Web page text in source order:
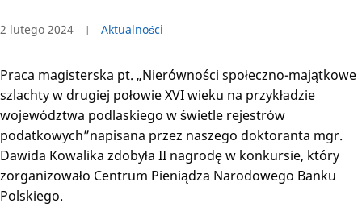
2 lutego 2024 Aktualności
Praca magisterska pt. „Nierówności społeczno-majątkowe
szlachty w drugiej połowie XVI wieku na przykładzie
województwa podlaskiego w świetle rejestrów
podatkowych”napisana przez naszego doktoranta mgr.
Dawida Kowalika zdobyła II nagrodę w konkursie, który
zorganizowało Centrum Pieniądza Narodowego Banku
Polskiego.